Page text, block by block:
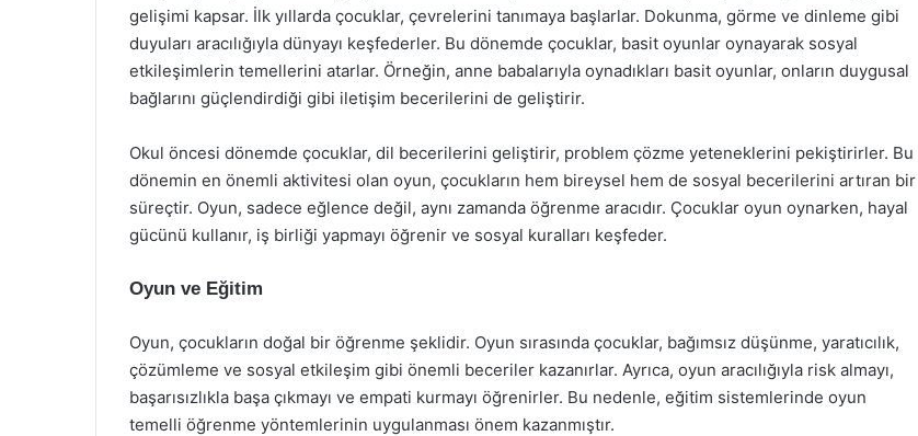
gelişimi kapsar. İlk yıllarda çocuklar, çevrelerini tanımaya başlarlar. Dokunma, görme ve dinleme gibi
duyuları aracılığıyla dünyayı keşfederler. Bu dönemde çocuklar, basit oyunlar oynayarak sosyal
etkileşimlerin temellerini atarlar. Örneğin, anne babalarıyla oynadıkları basit oyunlar, onların duygusal
bağlarını güçlendirdiği gibi iletişim becerilerini de geliştirir.
Okul öncesi dönemde çocuklar, dil becerilerini geliştirir, problem çözme yeteneklerini pekiştirirler. Bu
dönemin en önemli aktivitesi olan oyun, çocukların hem bireysel hem de sosyal becerilerini artıran bir
süreçtir. Oyun, sadece eğlence değil, aynı zamanda öğrenme aracıdır. Çocuklar oyun oynarken, hayal
gücünü kullanır, iş birliği yapmayı öğrenir ve sosyal kuralları keşfeder.
Oyun ve Eğitim
Oyun, çocukların doğal bir öğrenme şeklidir. Oyun sırasında çocuklar, bağımsız düşünme, yaratıcılık,
çözümleme ve sosyal etkileşim gibi önemli beceriler kazanırlar. Ayrıca, oyun aracılığıyla risk almayı,
başarısızlıkla başa çıkmayı ve empati kurmayı öğrenirler. Bu nedenle, eğitim sistemlerinde oyun
temelli öğrenme yöntemlerinin uygulanması önem kazanmıştır.